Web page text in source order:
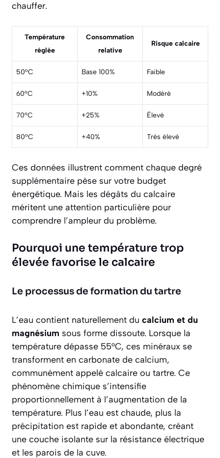
chauffer.
Température
réglée
Consommation
relative
Risque calcaire
50°C Base 100% Faible
60°C +10% Modéré
70°C +25% Élevé
80°C +40% Très élevé
Ces données illustrent comment chaque degré
supplémentaire pèse sur votre budget
énergétique. Mais les dégâts du calcaire
méritent une attention particulière pour
comprendre l’ampleur du problème.
Pourquoi une température trop
élevée favorise le calcaire
Le processus de formation du tartre
L’eau contient naturellement du calcium et du
magnésium sous forme dissoute. Lorsque la
température dépasse 55°C, ces minéraux se
transforment en carbonate de calcium,
communément appelé calcaire ou tartre. Ce
phénomène chimique s’intensifie
proportionnellement à l’augmentation de la
température. Plus l’eau est chaude, plus la
précipitation est rapide et abondante, créant
une couche isolante sur la résistance électrique
et les parois de la cuve.